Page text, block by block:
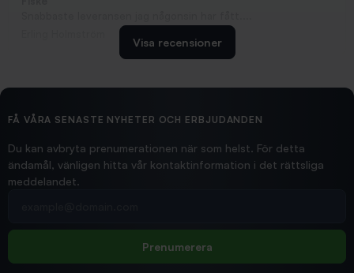
2026/02/19
Hittade exakt vad jag behövde. Snabb och bra...
Visa recensioner
FÅ VÅRA SENASTE NYHETER OCH ERBJUDANDEN
Du kan avbryta prenumerationen när som helst. För detta
ändamål, vänligen hitta vår kontaktinformation i det rättsliga
meddelandet.
Prenumerera